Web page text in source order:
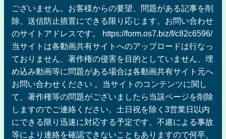
ございません。お客様からの要望、問題がある記事を削
除、送信防止措置にできる限り応じます。お問い合わせ
のサイトアドレスです。 https://form.os7.biz/f/c82c6596/
当サイトは各動画共有サイトへのアップロードは行なっ
ておりません、著作権の侵害を目的としていません、埋
め込み動画等に問題がある場合は各動画共有サイト元へ
お問い合わせください 。当サイトのコンテンツに関し
て、著作権等の問題がございましたら当該ページを削除
しますのでご連絡ください。土日祝を除く3営業日以内
にできる限り迅速に対応する予定です。不慮による事故
等により連絡を確認できないこともありますので何卒、